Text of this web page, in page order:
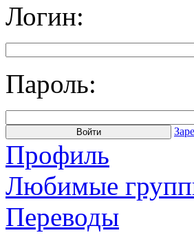
Логин:
Пароль:
Профиль
Любимые
Переводы